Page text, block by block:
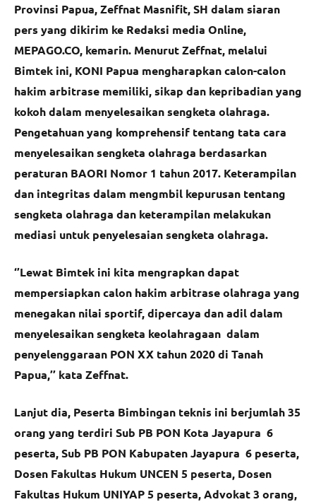
Provinsi Papua, Zeffnat Masnifit, SH dalam siaran
pers yang dikirim ke Redaksi media Online,
MEPAGO.CO, kemarin. Menurut Zeffnat, melalui
Bimtek ini, KONI Papua mengharapkan calon-calon
hakim arbitrase memiliki, sikap dan kepribadian yang
kokoh dalam menyelesaikan sengketa olahraga.
Pengetahuan yang komprehensif tentang tata cara
menyelesaikan sengketa olahraga berdasarkan
peraturan BAORI Nomor 1 tahun 2017. Keterampilan
dan integritas dalam mengmbil kepurusan tentang
sengketa olahraga dan keterampilan melakukan
mediasi untuk penyelesaian sengketa olahraga.
‘’Lewat Bimtek ini kita mengrapkan dapat
mempersiapkan calon hakim arbitrase olahraga yang
menegakan nilai sportif, dipercaya dan adil dalam
menyelesaikan sengketa keolahragaan dalam
penyelenggaraan PON XX tahun 2020 di Tanah
Papua,’’ kata Zeffnat.
Lanjut dia, Peserta Bimbingan teknis ini berjumlah 35
orang yang terdiri Sub PB PON Kota Jayapura 6
peserta, Sub PB PON Kabupaten Jayapura 6 peserta,
Dosen Fakultas Hukum UNCEN 5 peserta, Dosen
Fakultas Hukum UNIYAP 5 peserta, Advokat 3 orang,